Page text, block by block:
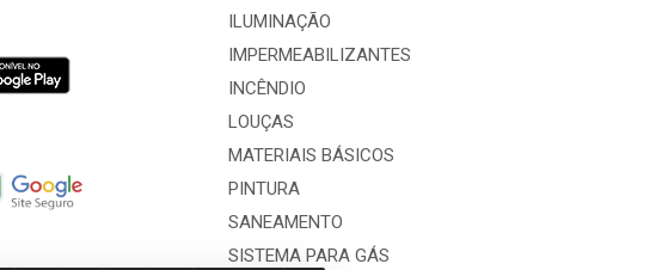
ILUMINAÇÃO
IMPERMEABILIZANTES
INCÊNDIO
LOUÇAS
MATERIAIS BÁSICOS
PINTURA
SANEAMENTO
SISTEMA PARA GÁS